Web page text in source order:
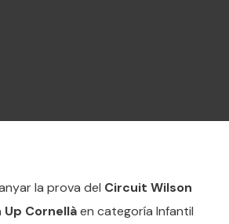
la prova del Circuit Wilson
Up Cornellàen categoría Infantil